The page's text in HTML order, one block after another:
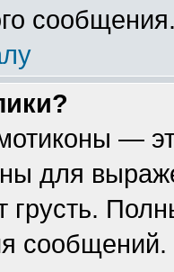
—
для
грусть.
сообщений.